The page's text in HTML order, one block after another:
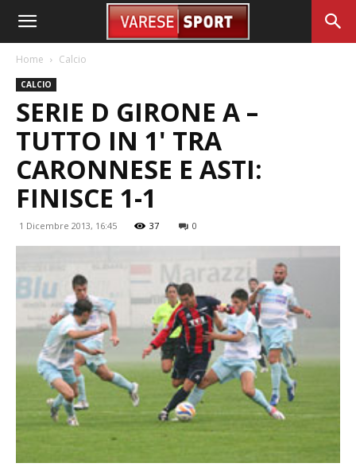
Home Calcio
CALCIO
SERIE D GIRONE A –
TUTTO IN 1' TRA
CARONNESE E ASTI:
FINISCE 1-1
1 Dicembre 2013, 16:45 37 0